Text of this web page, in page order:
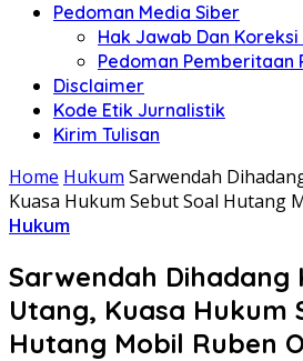
Pedoman Media Siber
Hak Jawab Dan
Pedoman Pemberitaan
Disclaimer
Kode Etik Jurnalistik
Kirim Tulisan
Home Hukum Sarwendah
Kuasa Hukum Sebut Soal Hutang
Hukum
Sarwendah Dihadang
Utang, Kuasa Hukum
Hutang Mobil Ruben